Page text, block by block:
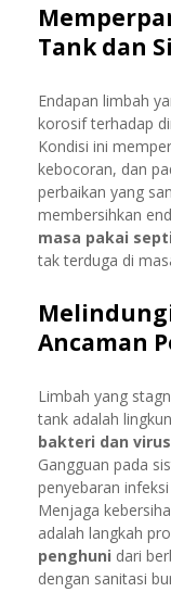
Tank dan
Endapan limbah
korosif terhadap
Kondisi ini
kebocoran, dan
perbaikan yang
membersihkan
masa pakai
tak terduga di
Ancaman
Limbah yang
tank adalah
bakteri dan
Gangguan pada
penyebaran
Menjaga
adalah langkah
penghuni dari
dengan sanitasi